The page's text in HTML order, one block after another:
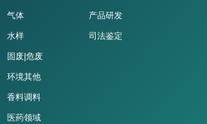
气体
水样
固废|危废
环境其他
香料调料
医药领域
产品研发
司法鉴定